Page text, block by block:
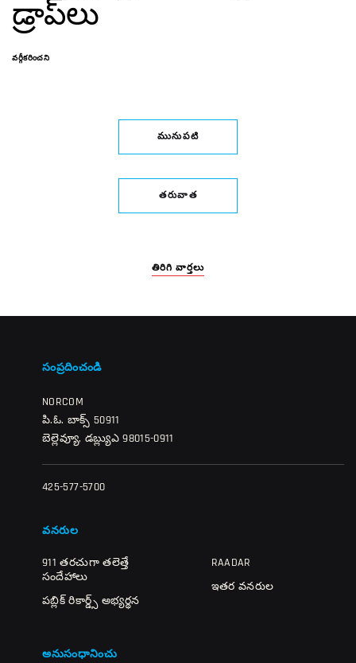
డ్రాప్‌లు
వర్గీకరించని
మునుపటి
తరువాత
తిరిగి వార్తలు
సంప్రదించండి
NORCOM
పి.ఓ. బాక్స్ 50911
బెల్లెవ్యూ, డబ్ల్యుఎ 98015-0911
425-577-5700
వనరుల
911 తరచుగా తలెత్తే
సందేహాలు
పబ్లిక్ రికార్డ్స్ అభ్యర్థన
RAADAR
ఇతర వనరుల
అనుసంధానించు